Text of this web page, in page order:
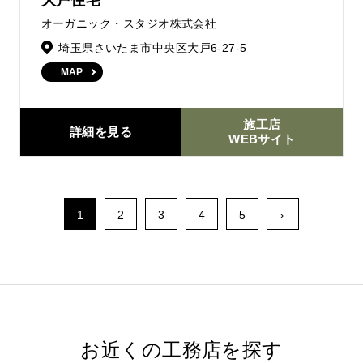
オーガニック・スタジオ株式会社
埼玉県さいたま市中央区大戸6-27-5
MAP
詳細を見る
施工店
WEBサイト
1 2 3 4 5 ›
お近くの工務店を探す